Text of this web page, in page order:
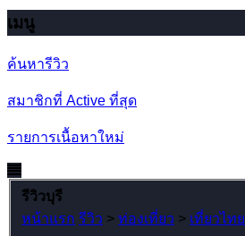
เมนู
ค้นหารีวิว
สมาชิกที่ Active ที่สุด
รายการเนื้อหาใหม่
รีวิวบุรี
หน้าแรก รีวิว > ท่องเที่ยว > เที่ยวไทย